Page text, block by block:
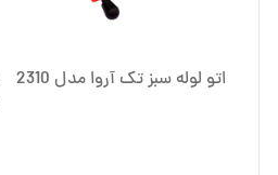
اتو لوله سبز تک آروا مدل 2310